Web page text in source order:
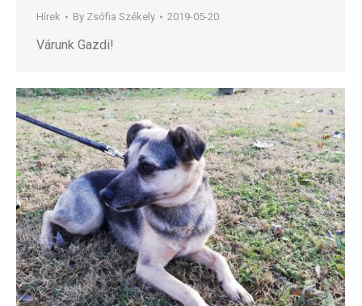
Hírek By Zsófia Székely 2019-05-20
Várunk Gazdi!